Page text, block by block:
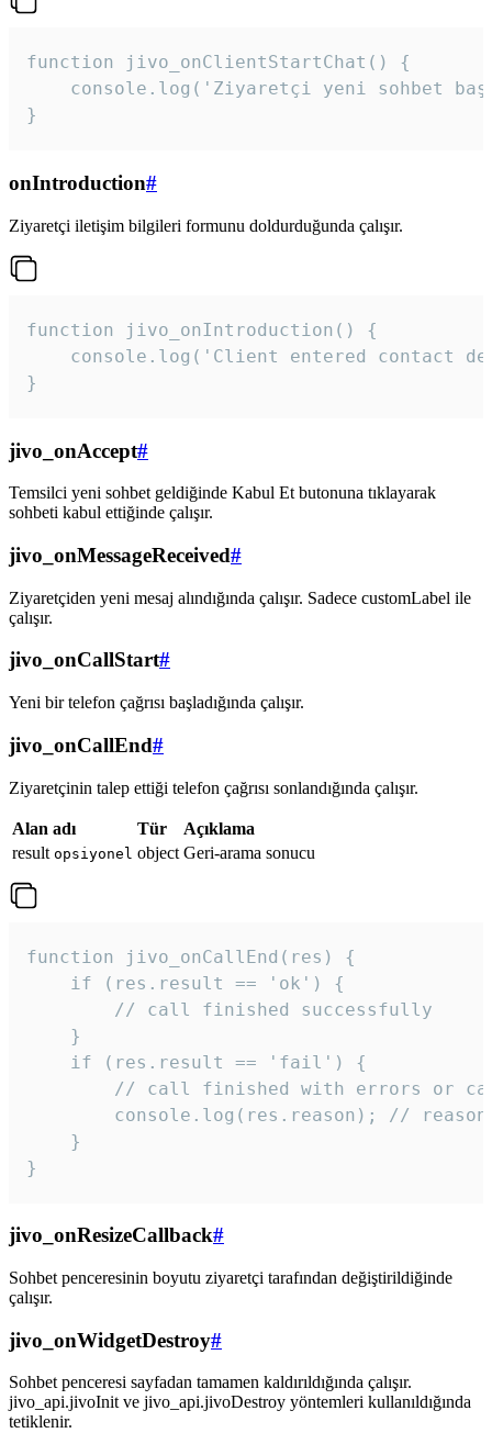
function jivo_onClientStartChat() {
console.log('Ziyaretçi yeni sohbet
}
onIntroduction#
Ziyaretçi iletişim bilgileri formunu doldurduğunda çalışır.
function jivo_onIntroduction() {
console.log('Client entered contact
}
jivo_onAccept#
Temsilci yeni sohbet geldiğinde Kabul Et butonuna tıklayarak
sohbeti kabul ettiğinde çalışır.
jivo_onMessageReceived#
Ziyaretçiden yeni mesaj alındığında çalışır. Sadece customLabel ile
çalışır.
jivo_onCallStart#
Yeni bir telefon çağrısı başladığında çalışır.
jivo_onCallEnd#
Ziyaretçinin talep ettiği telefon çağrısı sonlandığında çalışır.
Alan adı Tür
Açıklama
result opsiyonel object Geri-arama sonucu
function jivo_onCallEnd(res) {
    if (res.result == 'ok') {
        // call finished successfully
    }
    if (res.result == 'fail') {
// call finished with errors or
console.log(res.reason); //
    }
}
jivo_onResizeCallback#
Sohbet penceresinin boyutu ziyaretçi tarafından değiştirildiğinde
çalışır.
jivo_onWidgetDestroy#
Sohbet penceresi sayfadan tamamen kaldırıldığında çalışır.
jivo_api.jivoInit ve jivo_api.jivoDestroy yöntemleri kullanıldığında
tetiklenir.